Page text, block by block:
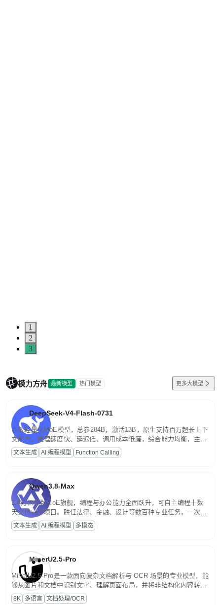
1
2
3
模力方舟 最新模型 热门模型 更多大模型
DeepSeek-V4-Flash-0731
高效轻量化MoE模型，总参284B，激活13B，原生支持百万超长上下
文能力。推理速度快、延迟低、调用成本低廉，综合能力均衡，主打
高并发、轻量化任务，适合日常对话、内容创作、基础 RAG、批量
文案处理等普惠刚需场景。
文本生成 AI 编程模型 Function Calling
Qwen3.8-Max
2.4万亿参数MoE旗舰，编程与办公能力全面跃升，可自主编程十数
天交付完整项目。胜任法律、金融、设计等数百种专业任务，一次对
话端到端交付生产级成果。原生视觉理解贯穿规划、执行与验证全流
程，支持超长文档与长视频的深度语义解析。长程任务中自主规划与
文本生成 AI 编程模型 多模态
MinerU2.5-Pro
MinerU2.5-Pro是一款面向复杂文档解析与 OCR 场景的专业模型，能
够从图片和文档中识别文字、理解页面布局，并将非结构化内容转换
为便于存储、检索和二次处理的结构化结果。
8K 多语言 文档处理/OCR